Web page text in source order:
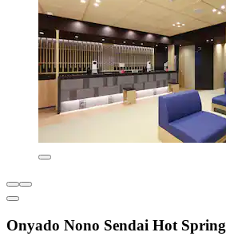
Onyado Nono Sendai Hot Spring